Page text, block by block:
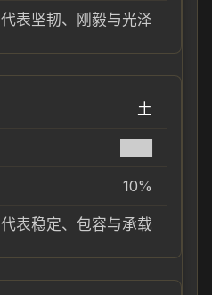
代表坚韧、刚毅与光泽
土
10%
代表稳定、包容与承载